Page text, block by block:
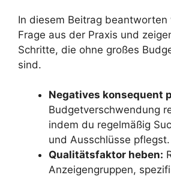
In diesem Beitrag beantworten
Frage aus der Praxis und
Schritte, die ohne großes
sind.
Negatives konsequent
Budgetverschwendung
indem du regelmäßig
und Ausschlüsse pflegst.
Qualitätsfaktor heben:
Anzeigengruppen,